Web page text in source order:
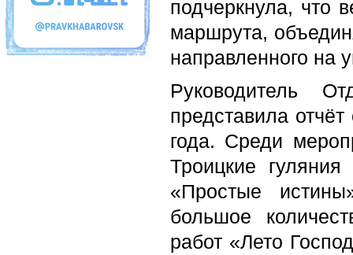
подчеркнула, что
маршрута,
направленного на
Руководитель
представила
года. Среди
Троицкие
«Простые
большое
работ «Лето